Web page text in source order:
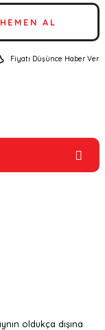
HEMEN AL
Fiyatı Düşünce Haber Ver
oldukça dışına